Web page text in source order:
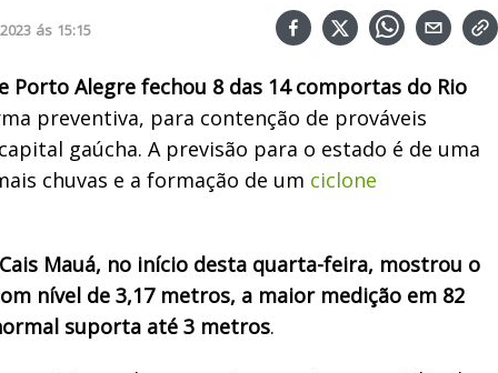
2023 ás 15:15
Porto Alegre fechou 8 das 14 comportas do Rio
preventiva, para contenção de prováveis
gaúcha. A previsão para o estado é de uma
chuvas e a formação de um ciclone
Mauá, no início desta quarta-feira, mostrou o
nível de 3,17 metros, a maior medição em 82
suporta até 3 metros.